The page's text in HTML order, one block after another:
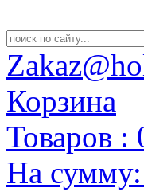
Корзина
Товаров :
На сумму: